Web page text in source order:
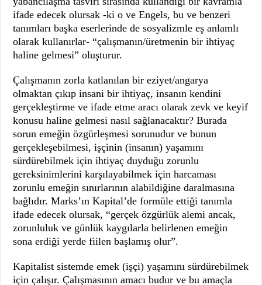
ifade edecek olursak -ki o ve Engels, bu ve benzeri
tanımları başka eserlerinde de sosyalizmle eş anlamlı
olarak kullanırlar- “çalışmanın/üretmenin bir ihtiyaç
haline gelmesi” oluşturur.
Çalışmanın zorla katlanılan bir eziyet/angarya
olmaktan çıkıp insani bir ihtiyaç, insanın kendini
gerçekleştirme ve ifade etme aracı olarak zevk ve keyif
konusu haline gelmesi nasıl sağlanacaktır? Burada
sorun emeğin özgürleşmesi sorunudur ve bunun
gerçekleşebilmesi, işçinin (insanın) yaşamını
sürdürebilmek için ihtiyaç duyduğu zorunlu
gereksinimlerini karşılayabilmek için harcaması
zorunlu emeğin sınırlarının alabildiğine daralmasına
bağlıdır. Marks’ın Kapital’de formüle ettiği tanımla
ifade edecek olursak, “gerçek özgürlük alemi ancak,
zorunluluk ve günlük kaygılarla belirlenen emeğin
sona erdiği yerde fiilen başlamış olur”.
Kapitalist sistemde emek (işçi) yaşamını sürdürebilmek
için çalışır. Çalışmasının amacı budur ve bu amaçla